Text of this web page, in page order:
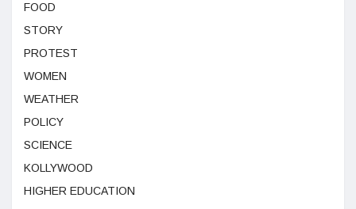
FOOD
STORY
PROTEST
WOMEN
WEATHER
POLICY
SCIENCE
KOLLYWOOD
HIGHER EDUCATION